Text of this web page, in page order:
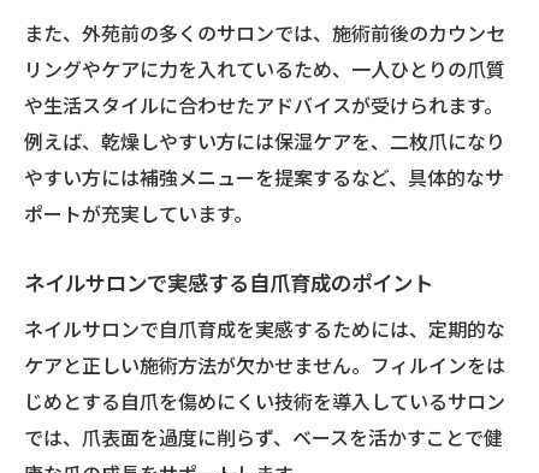
自爪の健康を考えたネイルサロンの施術法
口コミで注目されるネイルサロンの安全性
外苑前ネイルサロンで選ばれる理由を分析
上品で大人可愛いデザインを楽しむコツ
ネイルサロンで叶う上品デザインの選び方
大人可愛いを演出するネイルサロンの提案
秘訣
ネイルサロンで自分らしさを表現する方法
シーン別おすすめネイルサロン活用術
自分らしい指先へ導くサロンカウンセリング術
ネイルサロンの丁寧なカウンセリング体験
また、外苑前の多くのサロンでは、施術前後のカウンセ
リングやケアに力を入れているため、一人ひとりの爪質
や生活スタイルに合わせたアドバイスが受けられます。
例えば、乾燥しやすい方には保湿ケアを、二枚爪になり
やすい方には補強メニューを提案するなど、具体的なサ
ポートが充実しています。
ネイルサロンで実感する自爪育成のポイント
ネイルサロンで自爪育成を実感するためには、定期的な
ケアと正しい施術方法が欠かせません。フィルインをは
じめとする自爪を傷めにくい技術を導入しているサロン
では、爪表面を過度に削らず、ベースを活かすことで健